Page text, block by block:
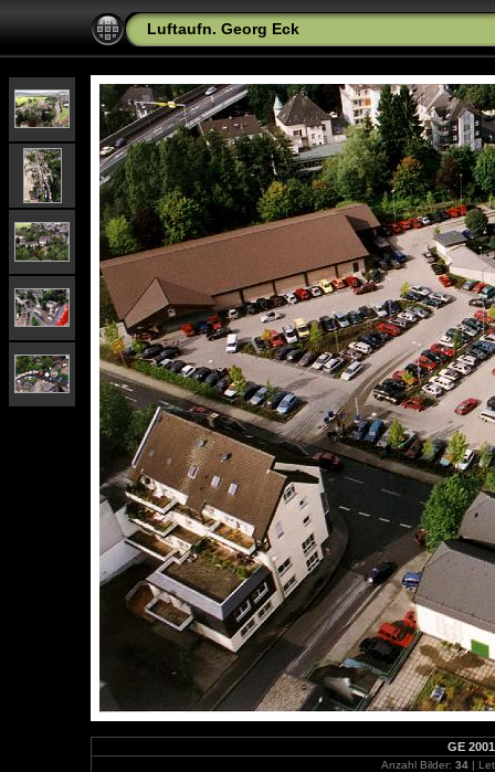
Luftaufn. Georg Eck
GE
Anzahl Bilder: 34|